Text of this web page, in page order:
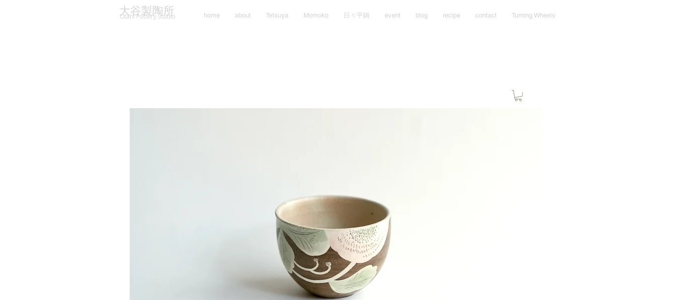
大谷製陶所
Otani Pottery Studio home about Tetsuya Momoko 日々平鍋 event blog recipe contact Turning Wheels